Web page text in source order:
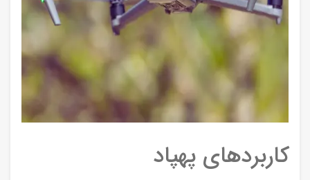
کاربردهای پهپاد